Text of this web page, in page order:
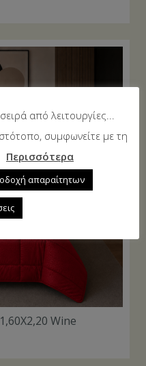
Wine
από λειτουργίες...
συμφωνείτε με τη
Περισσότερα
απαραίτητων